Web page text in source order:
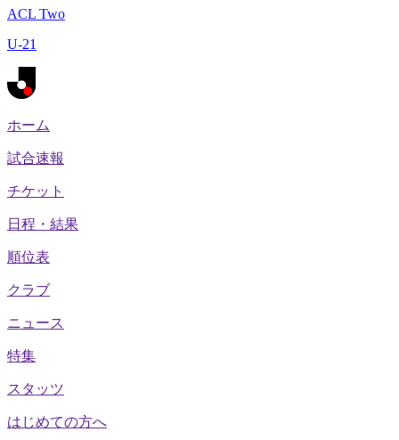
ACL Two
U-21
ホーム
試合速報
チケット
日程・結果
順位表
クラブ
ニュース
特集
スタッツ
はじめての方へ